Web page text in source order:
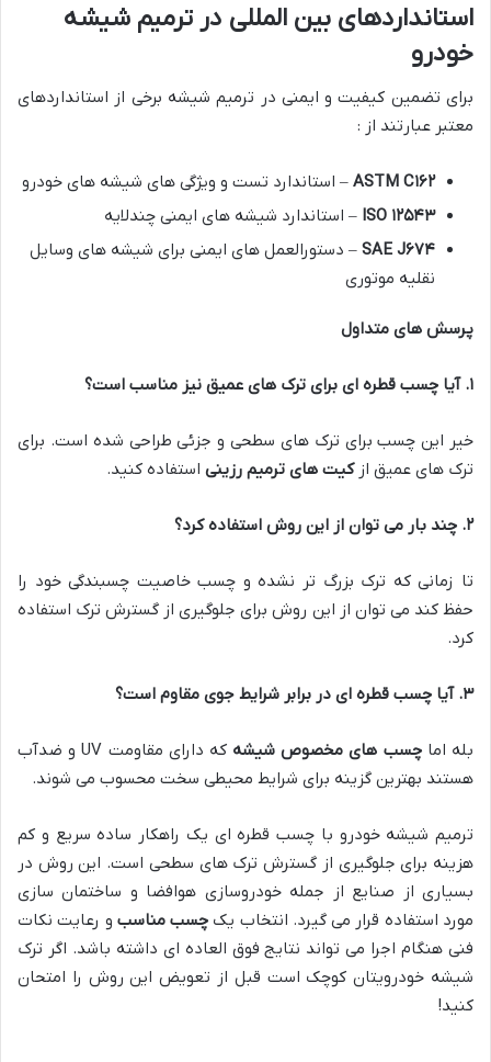
استانداردهای بین المللی در ترمیم شیشه
خودرو
برای تضمین کیفیت و ایمنی در ترمیم شیشه برخی از استانداردهای
معتبر عبارتند از :
ASTM C۱۶۲
– استاندارد تست و ویژگی های شیشه های خودرو
ISO ۱۲۵۴۳
– استاندارد شیشه های ایمنی چندلایه
SAE J۶۷۴
– دستورالعمل های ایمنی برای شیشه های وسایل
نقلیه موتوری
پرسش های متداول
۱.آیا چسب قطره ای برای ترک های عمیق نیز مناسب است؟
خیر این چسب برای ترک های سطحی و جزئی طراحی شده است. برای
ترک های عمیق ازکیت های ترمیم رزینی استفاده کنید.
۲. چند بار می توان از این روش استفاده کرد؟
تا زمانی که ترک بزرگ تر نشده و چسب خاصیت چسبندگی خود را
حفظ کند می توان از این روش برای جلوگیری از گسترش ترک استفاده
کرد.
۳.آیا چسب قطره ای در برابر شرایط جوی مقاوم است؟
بله اماچسب های مخصوص شیشه
که دارای مقاومت UV و ضدآب
هستند بهترین گزینه برای شرایط محیطی سخت محسوب می شوند.
ترمیم شیشه خودرو با چسب قطره ای یک راهکار ساده سریع و کم
هزینه برای جلوگیری از گسترش ترک های سطحی است. این روش در
بسیاری از صنایع از جمله خودروسازی هوافضا و ساختمان سازی
مورد استفاده قرار می گیرد. انتخاب یک چسب مناسب و رعایت نکات
فنی هنگام اجرا می تواند نتایج فوق العاده ای داشته باشد. اگر ترک
شیشه خودرویتان کوچک است قبل از تعویض این روش را امتحان
کنید!